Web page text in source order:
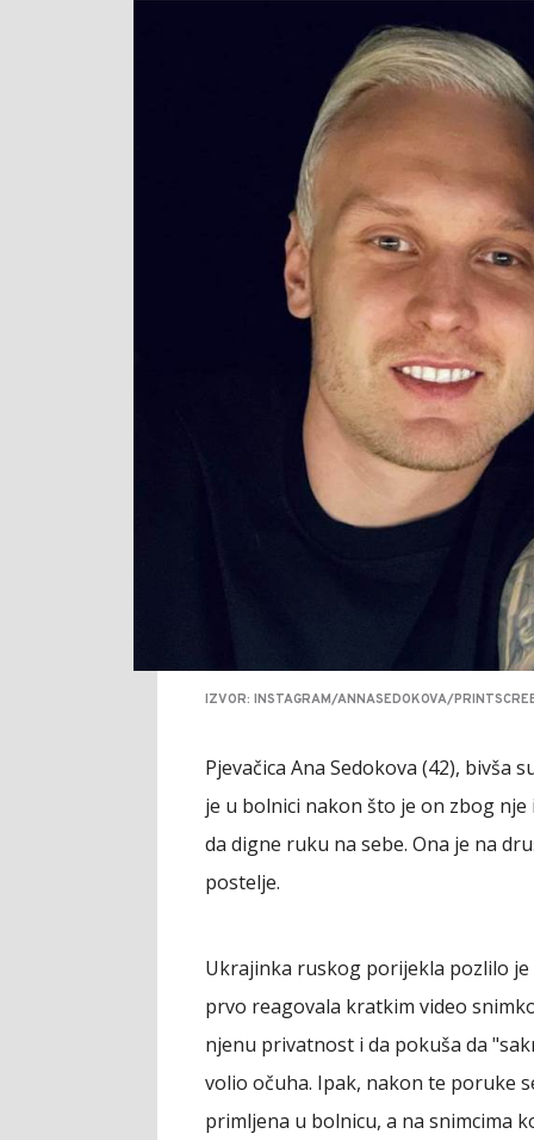
IZVOR: INSTAGRAM/ANNASEDOKOVA/
Pjevačica Ana Sedokova (42), bivša
je u bolnici nakon što je on zbog
da digne ruku na sebe. Ona je na
postelje.
Ukrajinka ruskog porijekla pozlilo
prvo reagovala kratkim video
njenu privatnost i da pokuša da
volio očuha. Ipak, nakon te poruke
primljena u bolnicu, a na snimcima